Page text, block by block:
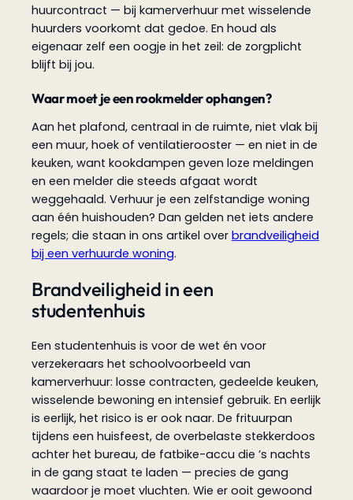
huurcontract — bij kamerverhuur met wisselende
huurders voorkomt dat gedoe. En houd als
eigenaar zelf een oogje in het zeil: de zorgplicht
blijft bij jou.
Waar moet je een rookmelder ophangen?
Aan het plafond, centraal in de ruimte, niet vlak bij
een muur, hoek of ventilatierooster — en niet in de
keuken, want kookdampen geven loze meldingen
en een melder die steeds afgaat wordt
weggehaald. Verhuur je een zelfstandige woning
aan één huishouden? Dan gelden net iets andere
regels; die staan in ons artikel over brandveiligheid
bij een verhuurde woning.
Brandveiligheid in een
studentenhuis
Een studentenhuis is voor de wet én voor
verzekeraars het schoolvoorbeeld van
kamerverhuur: losse contracten, gedeelde keuken,
wisselende bewoning en intensief gebruik. En eerlijk
is eerlijk, het risico is er ook naar. De frituurpan
tijdens een huisfeest, de overbelaste stekkerdoos
achter het bureau, de fatbike-accu die ’s nachts
in de gang staat te laden — precies de gang
waardoor je moet vluchten. Wie er ooit gewoond